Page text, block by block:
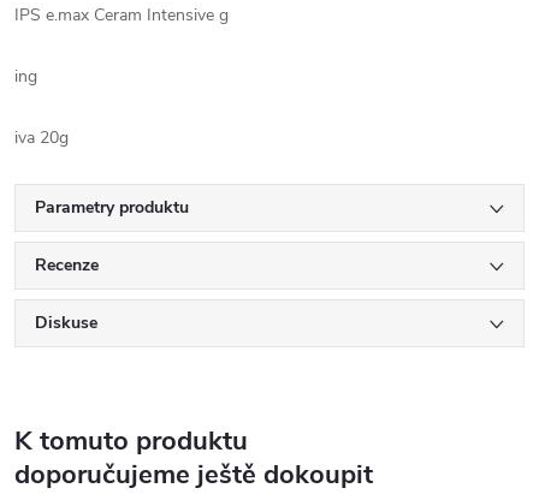
IPS e.max Ceram Intensive g
ing
iva 20g
Parametry produktu
Recenze
Diskuse
K tomuto produktu
doporučujeme ještě dokoupit